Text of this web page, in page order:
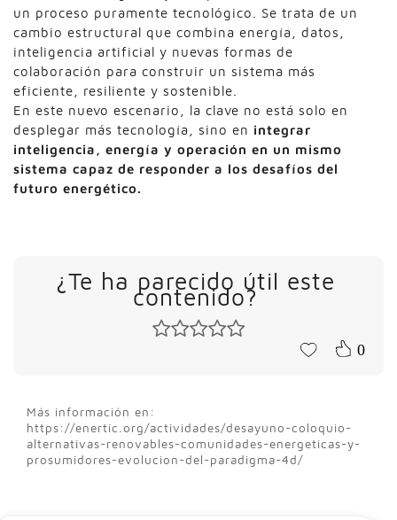
un proceso puramente tecnológico. Se trata de un
cambio estructural que combina energía, datos,
inteligencia artificial y nuevas formas de
colaboración para construir un sistema más
eficiente, resiliente y sostenible.
En este nuevo escenario, la clave no está solo en
desplegar más tecnología, sino en integrar
inteligencia, energía y operación en un mismo
sistema capaz de responder a los desafíos del
futuro energético.
¿Te ha parecido útil este
contenido?
0
Más información en:
https://enertic.org/actividades/desayuno-coloquio-
alternativas-renovables-comunidades-energeticas-y-
prosumidores-evolucion-del-paradigma-4d/